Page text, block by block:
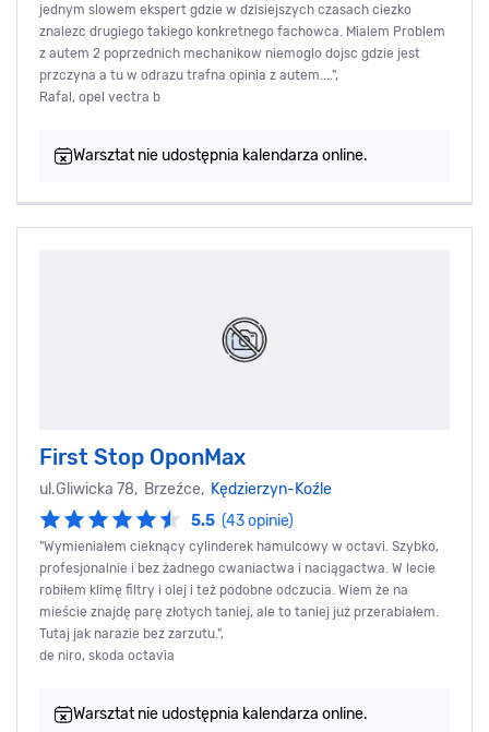
jednym slowem ekspert gdzie w dzisiejszych czasach ciezko
znalezc drugiego takiego konkretnego fachowca. Mialem Problem
z autem 2 poprzednich mechanikow niemoglo dojsc gdzie jest
przczyna a tu w odrazu trafna opinia z autem....",
Rafal, opel vectra b
Warsztat nie udostępnia kalendarza online.
First Stop OponMax
ul.Gliwicka 78, Brzeźce, Kędzierzyn-Koźle
5.5 (43 opinie)
"Wymieniałem cieknący cylinderek hamulcowy w octavi. Szybko,
profesjonalnie i bez żadnego cwaniactwa i naciągactwa. W lecie
robiłem klimę filtry i olej i też podobne odczucia. Wiem że na
mieście znajdę parę złotych taniej, ale to taniej już przerabiałem.
Tutaj jak narazie bez zarzutu.",
de niro, skoda octavia
Warsztat nie udostępnia kalendarza online.